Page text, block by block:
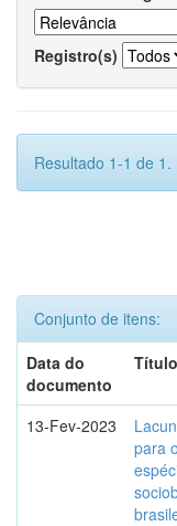
Registro(s)
Resultado 1-1 de 1.
Conjunto de itens:
Data do
documento
Título
13-Fev-2023
para